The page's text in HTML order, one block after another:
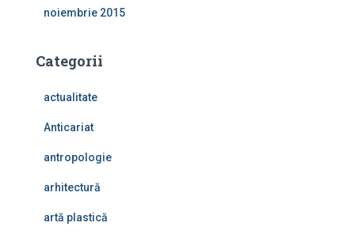
noiembrie 2015
Categorii
actualitate
Anticariat
antropologie
arhitectură
artă plastică